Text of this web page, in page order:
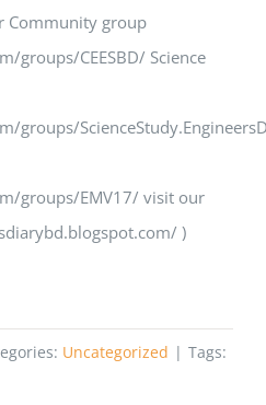
Community group
groups/CEESBD/ Science
groups/
groups/EMV17/ visit our
)
Uncategorized | Tags: